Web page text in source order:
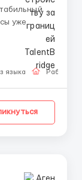
уже
языка Работа